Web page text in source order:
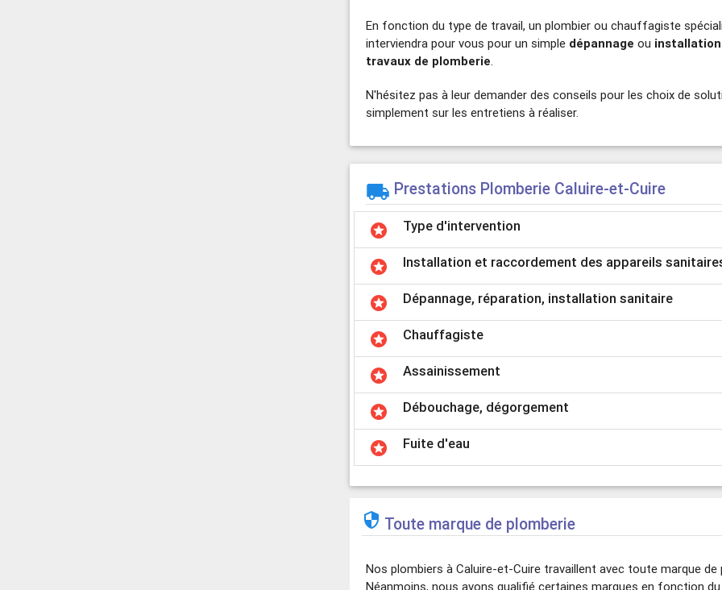
En fonction du type de travail, un plombier ou chauffagiste
interviendra pour vous pour un simple dépannage ou installation
travaux de plomberie
N'hésitez pas à leur demander des conseils pour les choix de
simplement sur les entretiens à réaliser.
 Prestations Plomberie Caluire-et-Cuire
stars Type d'intervention
stars Installation et raccordement des appareils
stars Dépannage, réparation, installation sanitaire
stars Chauffagiste
stars Assainissement
stars Débouchage, dégorgement
stars Fuite d'eau
 Toute marque de plomberie
Nos plombiers à Caluire-et-Cuire travaillent avec toute marque de
Néanmoins, nous avons qualifié certaines marques en fonction